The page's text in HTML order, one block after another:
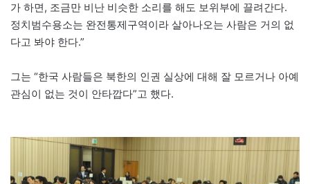
가 하면, 조금만 비난 비슷한 소리를 해도 보위부에 끌려간다.
정치범수용소는 완전통제구역이라 살아나오는 사람은 거의 없
다고 봐야 한다.”
그는 “한국 사람들은 북한의 인권 실상에 대해 잘 모르거나 아예
관심이 없는 것이 안타깝다”고 했다.